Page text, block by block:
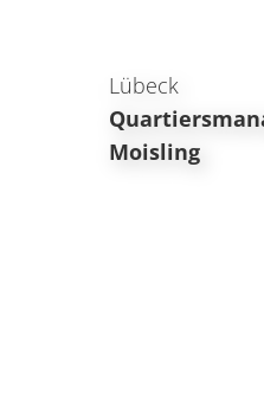
Lübeck
Moisling